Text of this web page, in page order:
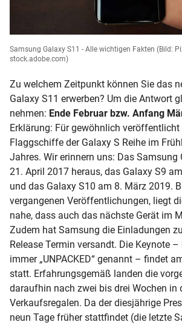
Samsung Galaxy S11 - Alle wichtigen Fakten (Bild:
stock.adobe.com)
Zu welchem Zeitpunkt können Sie das
Galaxy S11 erwerben? Um die Antwort
nehmen: Ende Februar bzw. Anfang
Erklärung: Für gewöhnlich
Flaggschiffe der Galaxy S Reihe im
Jahres. Wir erinnern uns: Das Samsung
21. April 2017 heraus, das Galaxy S9
und das Galaxy S10 am 8. März 2019.
vergangenen Veröffentlichungen, liegt
nahe, dass auch das nächste Gerät im
Zudem hat Samsung die Einladungen
Release Termin versandt. Die Keynote
immer „UNPACKED“ genannt – findet
statt. Erfahrungsgemäß landen die
daraufhin nach zwei bis drei Wochen in
Verkaufsregalen. Da der diesjährige
neun Tage früher stattfindet (die letzte